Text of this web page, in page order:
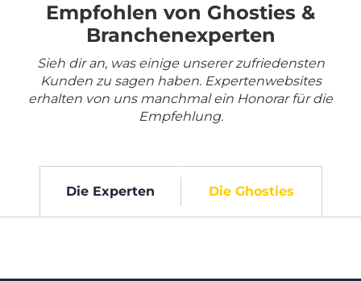
Empfohlen von Ghosties &
Branchenexperten
Sieh dir an, was einige unserer zufriedensten
Kunden zu sagen haben. Expertenwebsites
erhalten von uns manchmal ein Honorar für die
Empfehlung.
Die Experten Die Ghosties